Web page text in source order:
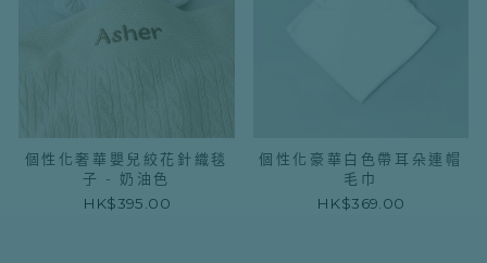
個性化奢華嬰兒絞花針織毯
子 - 奶油色
HK$395.00
個性化豪華白色帶耳朵連帽
毛巾
HK$369.00